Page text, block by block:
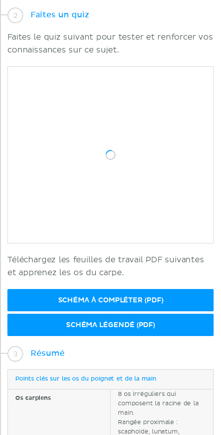
Faites un quiz
Faites le quiz suivant pour tester et renforcer vos
connaissances sur ce sujet.
Téléchargez les feuilles de travail PDF suivantes
et apprenez les os du carpe.
SCHÉMA À COMPLÉTER (PDF)
SCHÉMA LÉGENDÉ (PDF)
Résumé
Points clés sur les os du poignet et de la main
Os carpiens
8 os irréguliers qui
composent la racine de la
main.
Rangée proximale :
scaphoïde, lunatum,